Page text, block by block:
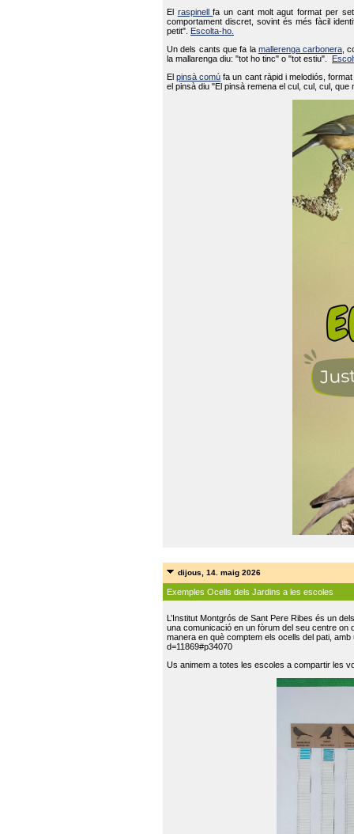
El raspinellfa un cant molt agut format per
comportament discret, sovint és més fàcil
petit".
Escolta-ho.
Un dels cants que fa la mallerenga carbonera ,
la mallarenga diu: "tot ho tinc" o "tot estiu".
Elpinsà comú fa un cant ràpid i melodiós,
el pinsà diu "El pinsà remena el cul, cul, cul,
dijous, 14. maig 2026
Exemples Ocells dels Jardins a les escoles
L’Institut Montgrós de Sant Pere Ribes és un
una comunicació en un fòrum del seu centre on
manera en què comptem els ocells del pati,
d=11869#p34070
Us animem a totes les escoles a compartir les